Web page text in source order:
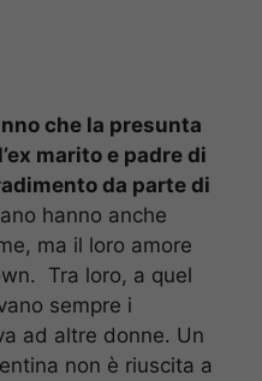
che la presunta
marito e padre di
da parte di
hanno anche
ma il loro amore
Tra loro, a quel
sempre i
ad altre donne. Un
non è riuscita a